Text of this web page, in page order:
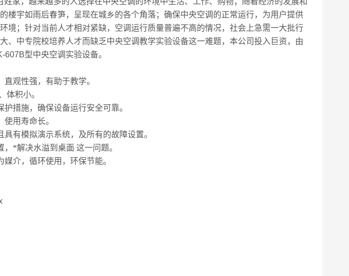
楼宇如雨后春笋，呈现在城乡的各个角落；确保中央空调的正常运行，为用户提供
境；针对当前人才相对紧缺，空调运行质量普遍不高的情况，社会上急需一大批行
、中专院校培养人才而缺乏中央空调教学实验设备这一难题，本公司投入巨资，由
607B型中央空调实验设备。
观性强，有助于教学。
体积小。
措施，确保设备运行安全可靠。
用寿命长。
有模拟演示系统，及所有的故障设置。
，*解决水溢到桌面 这一问题。
介，循环使用，环保节能。